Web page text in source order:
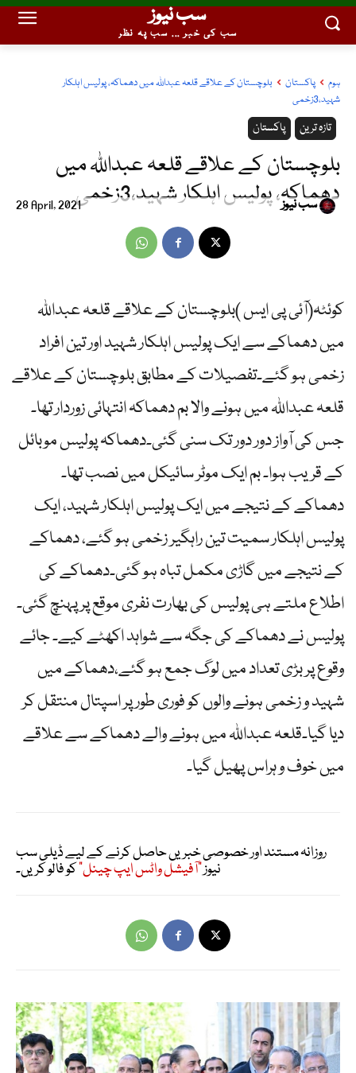
سب نیوز
سب کی خبر ... سب پہ نظر
ہوم پاکستان
بلوچستان کے علاقے قلعہ عبداللہ میں دھماکہ، پولیس اہلکار
شہید،3زخمی
پاکستان تازہ ترین
بلوچستان کے علاقے قلعہ عبداللہ میں
دھماکہ، پولیس اہلکار شہید،3زخمی
28 April, 2021 سب نیوز
کوئٹہ(آئی پی ایس )بلوچستان کے علاقے قلعہ عبداللہ
میں دھماکے سے ایک پولیس اہلکار شہید اور تین افراد
زخمی ہو گئے۔تفصیلات کے مطابق بلوچستان کے علاقے
قلعہ عبداللہ میں ہونے والا بم دھماکہ انتہائی زوردار تھا۔
جس کی آواز دور دور تک سنی گئی۔دھماکہ پولیس موبائل
کے قریب ہوا۔ بم ایک موٹر سائیکل میں نصب تھا۔
دھماکے کے نتیجے میں ایک پولیس اہلکار شہید، ایک
پولیس اہلکار سمیت تین راہگیر زخمی ہو گئے، دھماکے
کے نتیجے میں گاڑی مکمل تباہ ہو گئی۔دھماکے کی
اطلاع ملتے ہی پولیس کی بھارت نفری موقع پر پہنچ گئی۔
پولیس نے دھماکے کی جگہ سے شواہد اکھٹے کیے۔ جائے
وقوع پر بڑی تعداد میں لوگ جمع ہو گئے،دھماکے میں
شہید و زخمی ہونے والوں کو فوری طور پر اسپتال منتقل کر
دیا گیا۔قلعہ عبداللہ میں ہونے والے دھماکے سے علاقے
میں خوف و ہراس پھیل گیا۔
روزانہ مستند اور خصوصی خبریں حاصل کرنے کے لیے ڈیلی سب
نیوز"آفیشل واٹس ایپ چینل"کو فالو کریں۔